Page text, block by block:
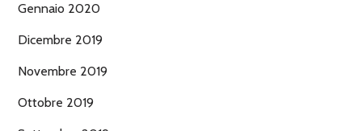
Gennaio 2020
Dicembre 2019
Novembre 2019
Ottobre 2019